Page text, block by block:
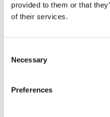
provided to them or that
of their services.
Selection
Necessary
Preferences
Poster: Utrechts Heimwee
3, Studio Joost Gijzel
VOEG TOE